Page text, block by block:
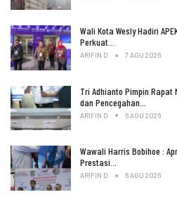
Wali Kota Wesly Hadiri
Perkuat…
ARIFIN D 7 AGU 2026
Tri Adhianto Pimpin Rapat
dan Pencegahan…
ARIFIN D 6 AGU 2026
Wawali Harris Bobihoe :
Prestasi…
ARIFIN D 6 AGU 2026